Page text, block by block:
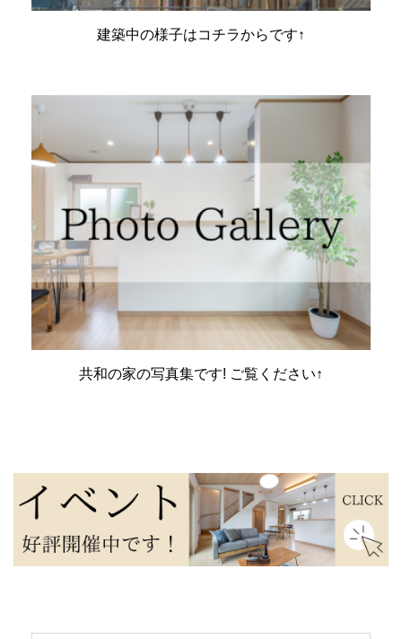
建築中の様子はコチラからです↑
共和の家の写真集です! ご覧ください↑